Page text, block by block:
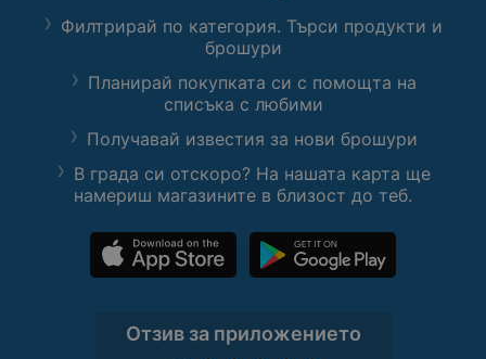
Филтрирай по категория. Търси продукти и
брошури
Планирай покупката си с помощта на
списъка с любими
Получавай известия за нови брошури
В града си отскоро? На нашата карта ще
намериш магазините в близост до теб.
Отзив за приложението